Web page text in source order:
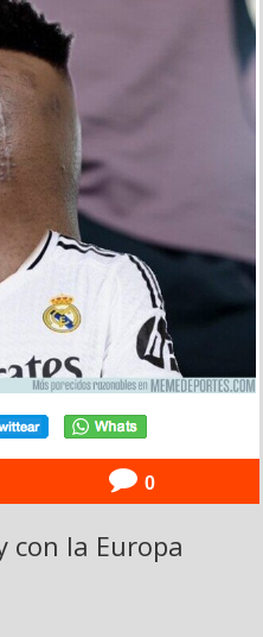
0
con la Europa